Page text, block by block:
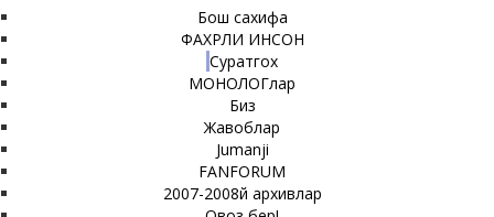
Бош сахифа
ФАХРЛИ ИНСОН
Суратгох
МОНОЛОГлар
Биз
Жавоблар
Jumanji
FANFORUM
2007-2008й архивлар